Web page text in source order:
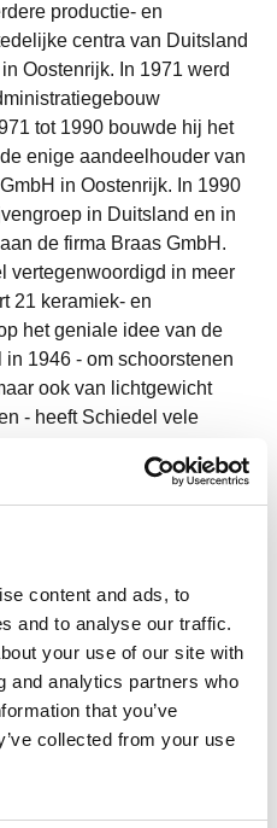
content and ads, to
and to analyse our traffic.
your use of our site with
and analytics partners who
that you’ve
collected from your use
productie- en
centra van Duitsland
Oostenrijk. In 1971 werd
tot 1990 bouwde hij het
enige aandeelhouder van
in Oostenrijk. In 1990
in Duitsland en in
de firma Braas GmbH.
vertegenwoordigd in meer
21 keramiek- en
het geniale idee van de
1946 - om schoorstenen
ook van lichtgewicht
- heeft Schiedel vele
behoren de ronde
schoorsteen in
voor
individuele haarden en
kachelinzet